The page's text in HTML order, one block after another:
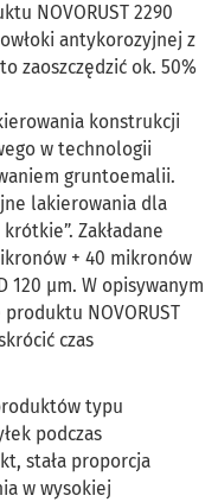
NOVORUST 2290
antykorozyjnej z
zaoszczędzić ok. 50%
konstrukcji
w technologii
gruntoemalii.
lakierowania dla
Zakładane
+ 40 mikronów
120 µm. W opisywanym
NOVORUST
czas
typu
podczas
stała proporcja
w wysokiej